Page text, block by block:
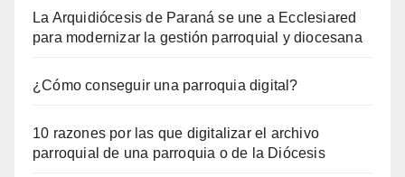
La Arquidiócesis de Paraná se une a Ecclesiared
para modernizar la gestión parroquial y diocesana
¿Cómo conseguir una parroquia digital?
10 razones por las que digitalizar el archivo
parroquial de una parroquia o de la Diócesis